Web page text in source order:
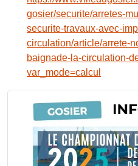
gosier/securite/arretes-
securite-travaux-avec-
circulation/article/arrete-
baignade-la-circulation-
var_mode=calcul